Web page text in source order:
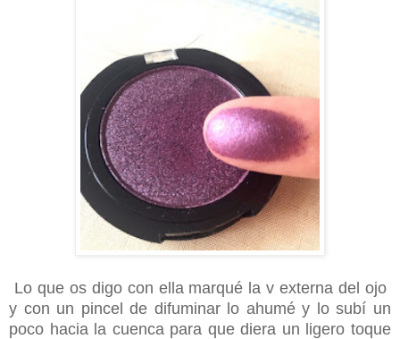
Lo que os digo con ella marqué la v externa del ojo
y con un pincel de difuminar lo ahumé y lo subí un
poco hacia la cuenca para que diera un ligero toque